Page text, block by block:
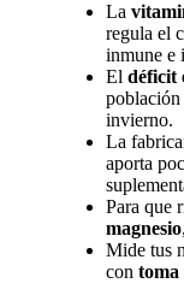
La
regula el
inmune e
El déficit
población
invierno.
La
aporta
Para que
magnesio
Mide tus
con toma